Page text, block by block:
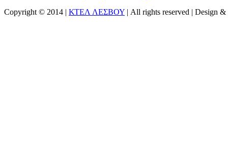
Copyright © 2014 | ΚΤΕΛ ΛΕΣΒΟΥ | All rights reserved | Design &